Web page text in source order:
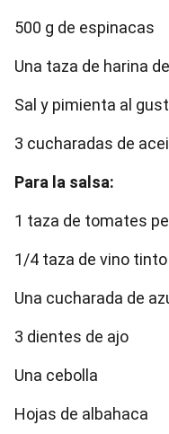
500 g de espinacas
Una taza de harina
Sal y pimienta al
3 cucharadas de
Para la salsa:
1 taza de tomates
1/4 taza de vino tinto
Una cucharada de
3 dientes de ajo
Una cebolla
Hojas de albahaca